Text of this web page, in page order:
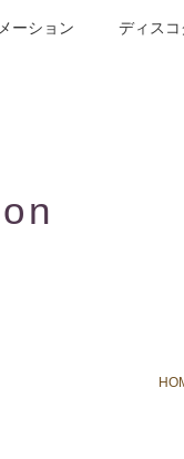
ーション ディス